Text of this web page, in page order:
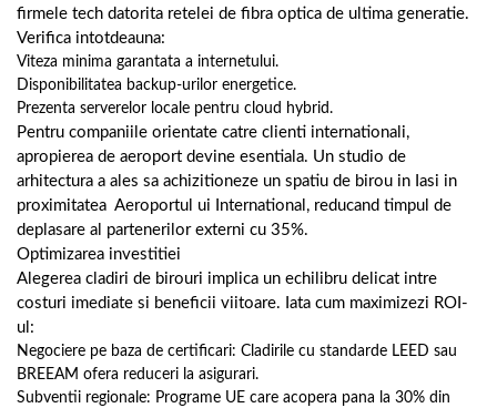
firmele tech datorita retelei de fibra optica de ultima generatie.
Verifica intotdeauna:
Viteza minima garantata a internetului.
Disponibilitatea backup-urilor energetice.
Prezenta serverelor locale pentru cloud hybrid.
Pentru companiile orientate catre clienti internationali,
apropierea de aeroport devine esentiala. Un studio de
arhitectura a ales sa achizitioneze un spatiu de birou in Iasi in
proximitatea Aeroportul ui International, reducand timpul de
deplasare al partenerilor externi cu 35%.
Optimizarea investitiei
Alegerea cladiri de birouri implica un echilibru delicat intre
costuri imediate si beneficii viitoare. Iata cum maximizezi ROI-
ul:
Negociere pe baza de certificari: Cladirile cu standarde LEED sau
BREEAM ofera reduceri la asigurari.
Subventii regionale: Programe UE care acopera pana la 30% din